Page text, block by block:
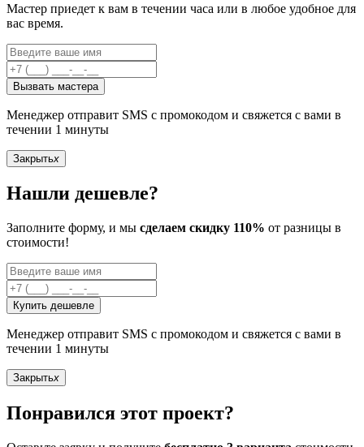
Мастер приедет к вам в течении часа или в любое удобное для
вас время.
Вызвать мастера
Менеджер отправит SMS с промокодом и свяжется с вами в
течении 1 минуты
Закрытьx
Нашли дешевле?
Заполните форму, и мы сделаем скидку 110% от разницы в
стоимости!
Купить дешевле
Менеджер отправит SMS с промокодом и свяжется с вами в
течении 1 минуты
Закрытьx
Понравился этот проект?